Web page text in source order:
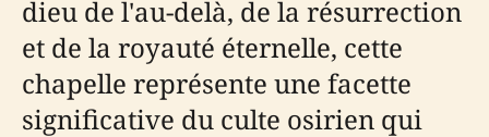
dieu de l'au-delà, de la résurrection
et de la royauté éternelle, cette
chapelle représente une facette
significative du culte osirien qui